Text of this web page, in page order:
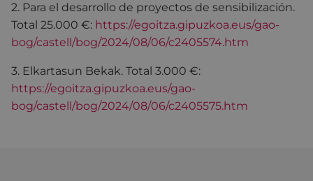
2. Para el desarrollo de proyectos de sensibilización.
Total 25.000 €: https://egoitza.gipuzkoa.eus/gao-
bog/castell/bog/2024/08/06/c2405574.htm
3. Elkartasun Bekak. Total 3.000 €:
https://egoitza.gipuzkoa.eus/gao-
bog/castell/bog/2024/08/06/c2405575.htm